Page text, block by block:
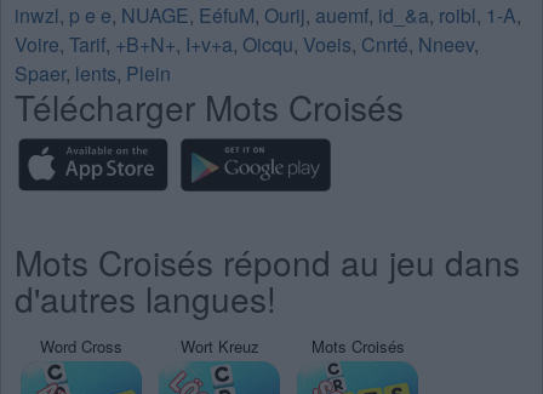
inwzl, p e e, NUAGE, EéfuM, Ourij, auemf, id_&a, roibl, 1-A,
Voire, Tarif, +B+N+, I+v+a, Oicqu, Voeis, Cnrté, Nneev,
Spaer, lents, Plein
Télécharger Mots Croisés
Mots Croisés répond au jeu dans
d'autres langues!
Word Cross Wort Kreuz Mots Croisés